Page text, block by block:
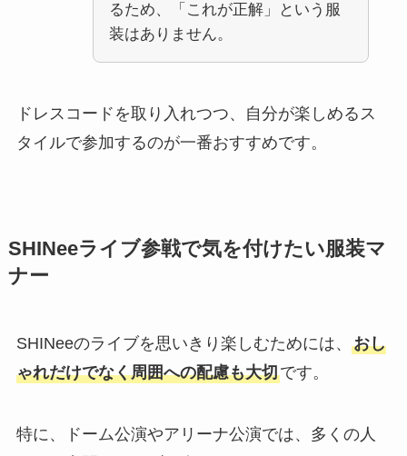
るため、「これが正解」という服
装はありません。
ドレスコードを取り入れつつ、自分が楽しめるス
タイルで参加するのが一番おすすめです。
SHINeeライブ参戦で気を付けたい服装マ
ナー
SHINeeのライブを思いきり楽しむためには、 おし
ゃれだけでなく周囲への配慮も大切です。
特に、ドーム公演やアリーナ公演では、多くの人